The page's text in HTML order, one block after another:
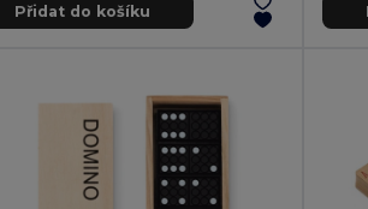
Přidat do košíku